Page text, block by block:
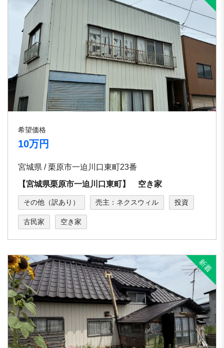
希望価格
10万円
宮城県 / 栗原市一迫川口東町23番
【宮城県栗原市一迫川口東町】 空き家
その他（訳あり） 売主：ネクスウィル 投資
古民家 空き家